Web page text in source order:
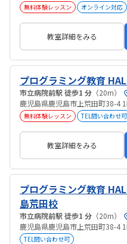
無料体験レッスン オンライン対応
教室詳細をみる
プログラミング教育
市立病院前駅 徒歩1 分 （20m）
鹿児島県鹿児島市上荒田町38-4
無料体験レッスン TEL問い合わせ可
教室詳細をみる
プログラミング教育
島荒田校
市立病院前駅 徒歩1 分 （20m）
鹿児島県鹿児島市上荒田町38-4
TEL問い合わせ可